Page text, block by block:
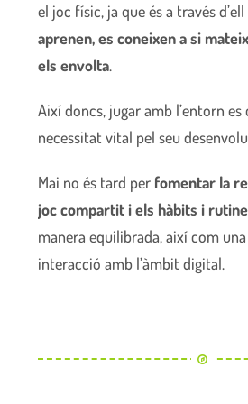
el joc físic, ja que és a través
aprenen, es coneixen a si
els envolta.
Així doncs, jugar amb l’entorn
necessitat vital pel seu
Mai no és tard per fomentar la
joc compartit i els hàbits i
manera equilibrada, així com
interacció amb l’àmbit digital.